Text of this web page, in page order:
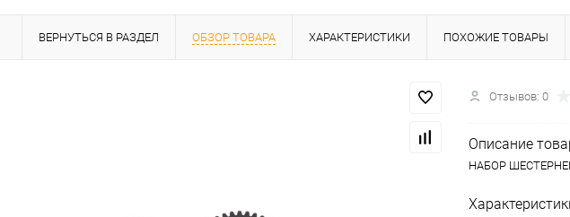
ВЕРНУТЬСЯ В РАЗДЕЛ ОБЗОР ТОВАРА ХАРАКТЕРИСТИКИ ПОХОЖИЕ ТОВАРЫ
Отзывов: 0
Описание
НАБОР ШЕСТЕРНЕЙ